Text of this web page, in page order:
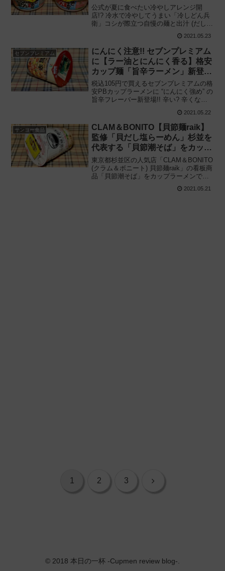
夏を乗り切れ!!
公式が夏に食べたい冷やしアレンジ開
店!? 冷水で冷やしてうまい「冷しどん兵
衛」コシが際立つ自慢の麺と出汁 (だし)
に注目!! 日清の冷しどん兵衛「ぶっかけ
きつねうどん」「ぶっかけ揚げ玉そば」
を食べてみた感想と評価・レビューで
す。
2021.05.23
セブンプレミアム
にんにく注意!! セブンプレミアム
に【ラー油とにんにく香る】格安
カップ麺「旨辛ラーメン」新登
場!!
税込105円で買えるセブンプレミアムの格
安PBカップラーメンに “にんにく強め” の
旨辛フレーバー新登場!! 辛い? 辛くない?
にく香る旨辛ラーメン」を食べてみた感
想と評価・レビューです。
2021.05.22
サンヨー食品
CLAM＆BONITO【貝節麺raik】
監修「貝だし塩らーめん」杉並を
代表する「貝節潮そば」をカップ
麺で再現!!
東京都杉並区の人気店「CLAM＆BONITO
(クラム＆ボニート) 貝節麺raik」の看板商
品「貝節潮そば」をカップラーメンで再
イク監修 貝だし塩らーめん」を食べてみ
2021.05.21
1 2 3 次
© 2018 本日の一杯 -Cupmen review blog-.